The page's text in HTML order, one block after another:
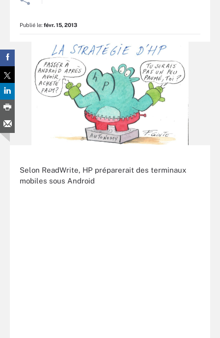
Publié le: févr. 15, 2013
Selon ReadWrite, HP préparerait des terminaux
mobiles sous Android